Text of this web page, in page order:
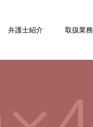
弁護士紹介 取扱業務